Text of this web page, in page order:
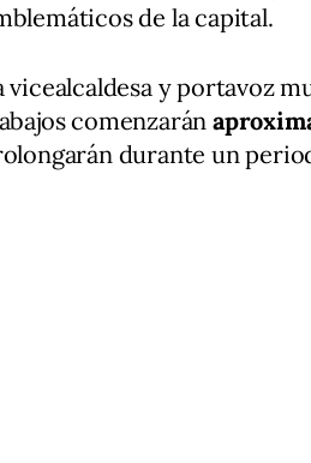
de la capital.
vicealcaldesa y portavoz
comenzarán
durante un